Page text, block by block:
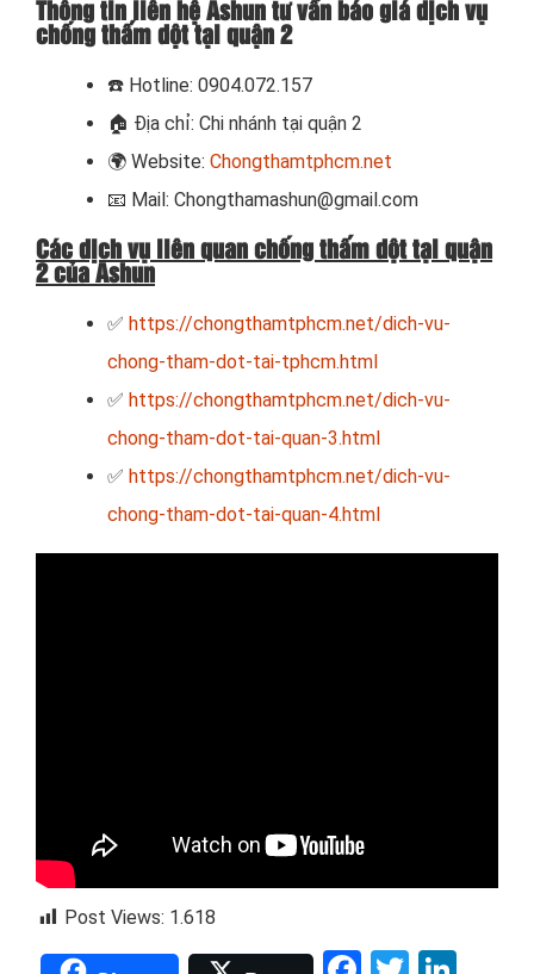
Thông tin liên hệ Ashun tư vấn báo giá dịch vụ
chống thấm dột tại quận 2
☎️ Hotline: 0904.072.157
🏠 Địa chỉ: Chi nhánh tại quận 2
🌍 Website: Chongthamtphcm.net
📧 Mail: Chongthamashun@gmail.com
Các dịch vụ liên quan chống thấm dột tại quận
2 của Ashun
✅ https://chongthamtphcm.net/dich-vu-
chong-tham-dot-tai-tphcm.html
✅ https://chongthamtphcm.net/dich-vu-
chong-tham-dot-tai-quan-3.html
✅ https://chongthamtphcm.net/dich-vu-
chong-tham-dot-tai-quan-4.html
Post Views: 1.618